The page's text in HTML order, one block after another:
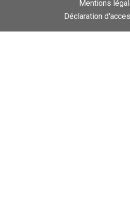
Mentions
Déclaration